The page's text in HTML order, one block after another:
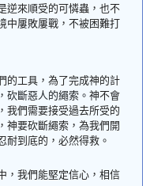
逆來順受的可憐蟲，也不
中屢敗屢戰，不被困難打
的工具，為了完成神的計
砍斷惡人的繩索。 神不會
我們需要接受過去所受的
神要砍斷繩索，為我們開
耐到底的，必然得救。
，我們能堅定信心，相信